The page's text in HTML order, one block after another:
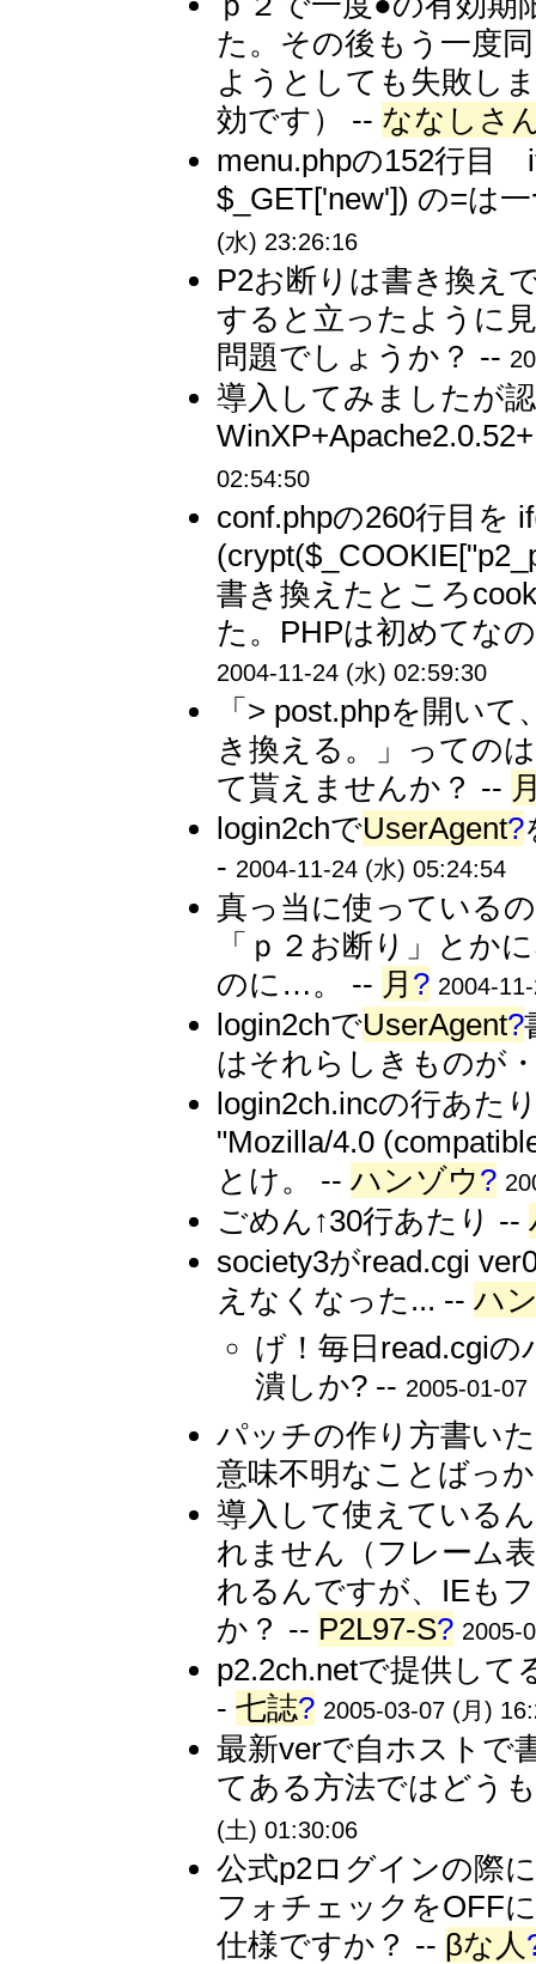
た。その後もう一度
ようとしても失敗し
効です） -- ななしさ
menu.phpの152行目
$_GET['new']) の=は
(水) 23:26:16
P2お断りは書き換え
すると立ったように
問題でしょうか？ --
導入してみましたが
02:54:50
conf.phpの260行目を
書き換えたところ
た。PHPは初めてな
2004-11-24 (水) 02:59:30
「> post.phpを開い
き換える。」っての
て貰えませんか？ --
login2chでUserAgent?
- 2004-11-24 (水) 05:24:54
真っ当に使っている
「ｐ２お断り」とか
のに…。 -- 月 ? 2004-
login2chでUserAgent?
はそれらしきものが
login2ch.incの行あた
"Mozilla/4.0
とけ。 --ハンゾウ?
ごめん↑30行あたり --
society3がread.cgi
えなくなった... --ハ
げ！毎日read.cgi
潰しか? -- 2005-01-
パッチの作り方書い
意味不明なことばっ
導入して使えている
れません（フレーム
れるんですが、IEも
か？ -- P2L97-S? 2005-
p2.2ch.netで提供して
-七誌? 2005-03-07 (月)
最新verで自ホストで
てある方法ではどう
(土) 01:30:06
公式p2ログインの際
フォチェックをOFF
仕様ですか？ -- βな人